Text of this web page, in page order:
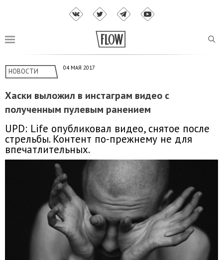
НОВОСТИ 04 МАЯ 2017
Хаски выложил в инстаграм видео с
полученным пулевым ранением
UPD: Life опубликовал видео, снятое после
стрельбы. Контент по-прежнему не для
впечатлительных.